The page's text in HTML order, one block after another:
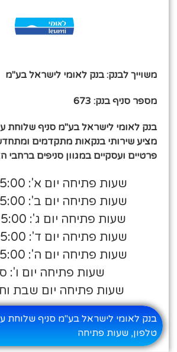
משוייך לבנק: בנק לאומי לישראל בע"מ
מספר סניף בנק: 673
בנק לאומי לישראל בע"מ סניף שלוחת
מציע שירותי בנקאות מתקדמים
פרטיים ועסקיים במגוון סניפים ברחבי
שעות פתיחה יום א': 9:00-15:00
שעות פתיחה יום ב': 9:00-15:00
שעות פתיחה יום ג': 9:00-15:00
שעות פתיחה יום ד': 9:00-15:00
שעות פתיחה יום ה': 9:00-15:00
שעות פתיחה יום ו':
שעות פתיחה יום שבת
בנק לאומי לישראל בע"מ סניף שלוחת
טלפון, שעות פתיחה